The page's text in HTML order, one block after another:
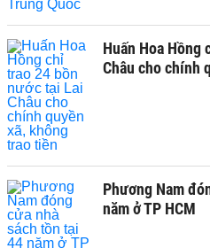
Huấn Hoa
Châu cho chính
Phương Nam
năm ở TP HCM